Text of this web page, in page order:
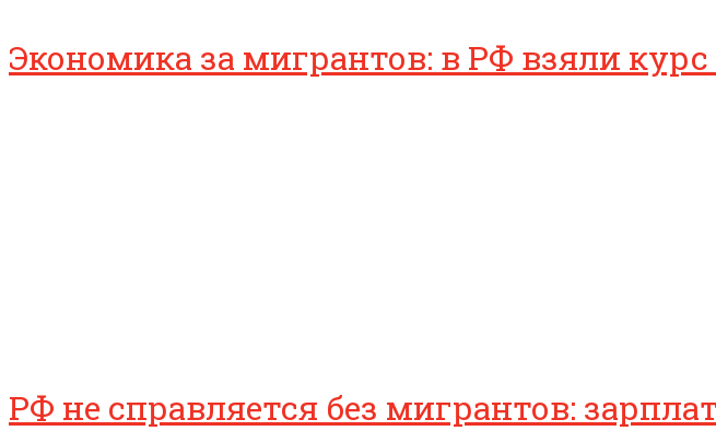
Экономика за мигрантов: в РФ взяли
РФ не справляется без мигрантов: